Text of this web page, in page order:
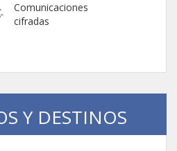
Comunicaciones
cifradas
Y DESTINOS